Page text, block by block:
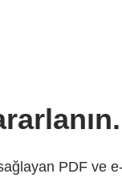
PDF ve